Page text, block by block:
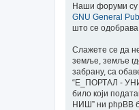
Наши форуми су
GNU General
што се
Слажете се да
земље, земље
забрану, са
“E_ПОРТАЛ -
било који
НИШ” ни phpBB